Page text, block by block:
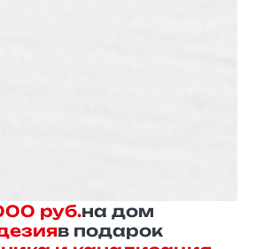
руб.на дом
в подарок